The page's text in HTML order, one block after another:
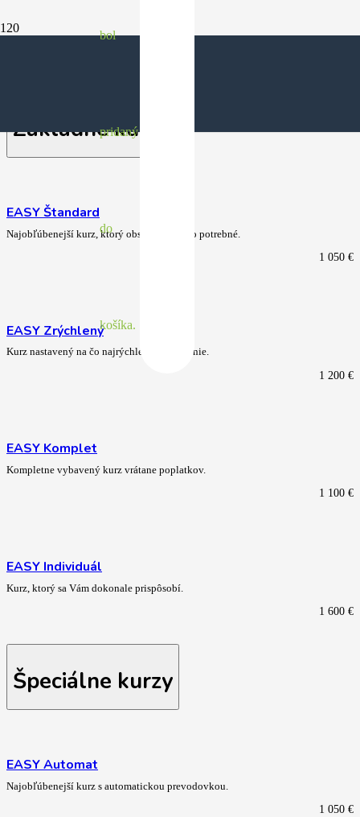
bol
pridaný
do
košíka.
Základné kurzy
EASY Štandard
Najobľúbenejší kurz, ktorý obsahuje všetko potrebné.
1 050 €
EASY Zrýchlený
Kurz nastavený na čo najrýchlejšie ukončenie.
1 200 €
EASY Komplet
Kompletne vybavený kurz vrátane poplatkov.
1 100 €
EASY Individuál
Kurz, ktorý sa Vám dokonale prispôsobí.
1 600 €
Špeciálne kurzy
EASY Automat
Najobľúbenejší kurz s automatickou prevodovkou.
1 050 €